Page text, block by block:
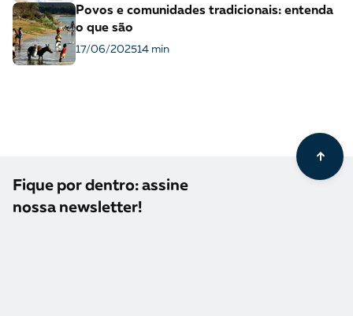
Povos e comunidades tradicionais: entenda
o que são
17/06/202514 min
Fique por dentro: assine
nossa newsletter!